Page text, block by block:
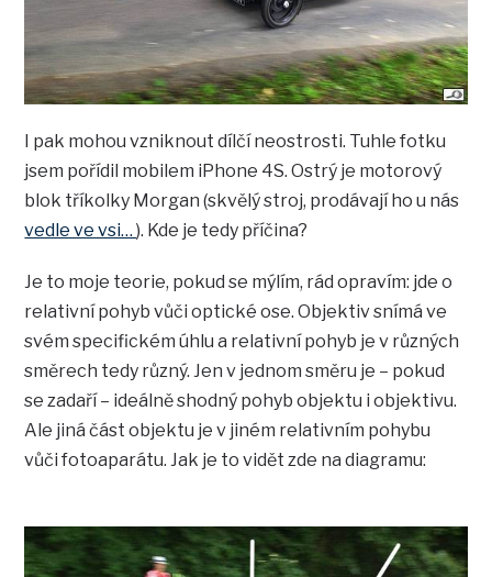
I pak mohou vzniknout dílčí neostrosti. Tuhle fotku
jsem pořídil mobilem iPhone 4S. Ostrý je motorový
blok tříkolky Morgan (skvělý stroj, prodávají ho u nás
vedle ve vsi…). Kde je tedy příčina?
Je to moje teorie, pokud se mýlím, rád opravím: jde o
relativní pohyb vůči optické ose. Objektiv snímá ve
svém specifickém úhlu a relativní pohyb je v různých
směrech tedy různý. Jen v jednom směru je – pokud
se zadaří – ideálně shodný pohyb objektu i objektivu.
Ale jiná část objektu je v jiném relativním pohybu
vůči fotoaparátu. Jak je to vidět zde na diagramu: